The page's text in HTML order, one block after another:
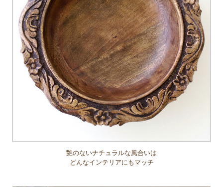
艶のないナチュラルな風合いは
どんなインテリアにもマッチ